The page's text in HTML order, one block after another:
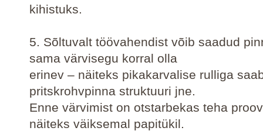
kihistuks.
5. Sõltuvalt töövahendist võib saadud
sama värvisegu korral olla
erinev – näiteks pikakarvalise rulliga
pritskrohvpinna struktuuri jne.
Enne värvimist on otstarbekas teha
näiteks väiksemal papitükil.